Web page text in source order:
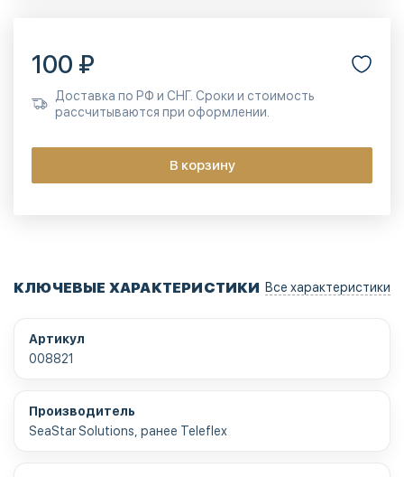
100 ₽
Доставка по РФ и СНГ. Сроки и стоимость
рассчитываются при оформлении.
В корзину
КЛЮЧЕВЫЕ ХАРАКТЕРИСТИКИ Все характеристики
Артикул
008821
Производитель
SeaStar Solutions, ранее Teleflex